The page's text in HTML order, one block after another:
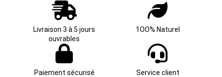
Livraison 3 à 5 jours
ouvrables
1OO% Naturel
Paiement sécurisé Service client